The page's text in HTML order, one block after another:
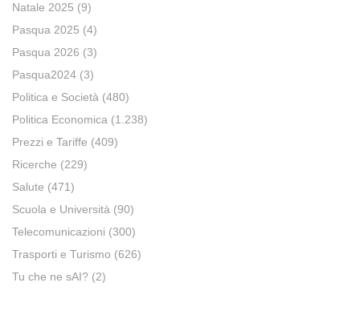
Natale 2025 (9)
Pasqua 2025 (4)
Pasqua 2026 (3)
Pasqua2024 (3)
Politica e Società (480)
Politica Economica (1.238)
Prezzi e Tariffe (409)
Ricerche (229)
Salute (471)
Scuola e Università (90)
Telecomunicazioni (300)
Trasporti e Turismo (626)
Tu che ne sAI? (2)